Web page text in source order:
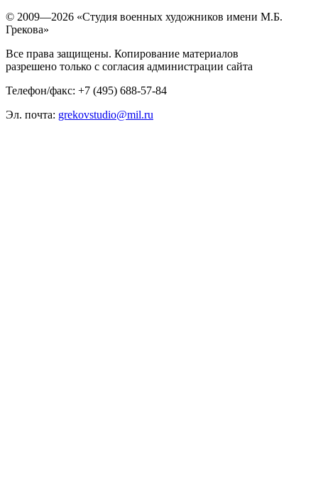
© 2009—2026 «Студия военных художников имени М.Б.
Грекова»
Все права защищены. Копирование материалов
разрешено только с согласия администрации сайта
Телефон/факс: +7 (495) 688-57-84
Эл. почта: grekovstudio@mil.ru